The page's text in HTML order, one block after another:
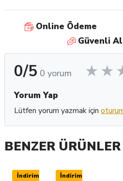
Online Ödeme
Güvenli
0/5 0 yorum
Yorum Yap
Lütfen yorum yazmak için
BENZER ÜRÜNLER
İndirimli İndirimli